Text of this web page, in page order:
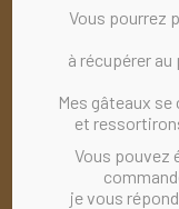
Vous pourrez
à récupérer
Mes gâteaux
et
Vous pouvez
je vous